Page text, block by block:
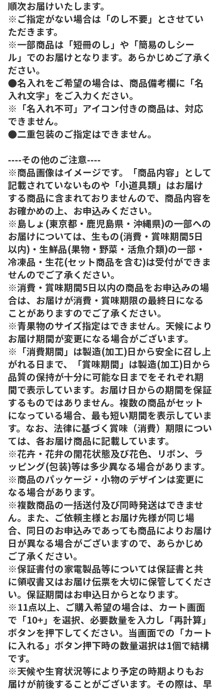
順次お届けいたします。
※ご指定がない場合は「のし不要」とさせてい
ただきます。
※一部商品は「短冊のし」や「簡易のしシー
ル」でのお届けとなります。あらかじめご了承く
ださい。
●名入れをご希望の場合は、商品備考欄に「名
入れ文字」をご入力ください。
※「名入れ不可」アイコン付きの商品は、対応
できません。
●二重包装のご指定はできません。
----その他のご注意----
※商品画像はイメージです。「商品内容」として
記載されていないものや「小道具類」はお届け
する商品に含まれておりませんので、商品内容を
お確かめの上、お申込みください。
※島しょ(東京都・鹿児島県・沖縄県)の一部への
お届けについては、生もの(消費・賞味期間5日
以内)・生鮮品(果物・野菜・活魚介類)の一部・
冷凍品・生花(セット商品を含む)は受付ができま
せんのでご了承ください。
※消費・賞味期間5日以内の商品をお申込みの場
合は、お届けが消費・賞味期限の最終日になる
ことがありますのでご了承ください。
※青果物のサイズ指定はできません。天候により
お届け期間が変更になる場合がございます。
※「消費期間」は製造(加工)日から安全に召し上
がれる日まで、「賞味期間」は製造(加工)日から
品質の保持が十分に可能な日までをそれぞれ期
間で表示しています。お届け日からの期間を保証
するものではありません。複数の商品がセット
になっている場合、最も短い期間を表示していま
す。なお、法律に基づく賞味（消費）期限につい
ては、各お届け商品に記載しています。
※花卉・花弁の開花状態及び花色、リボン、ラ
ッピング(包装)等は多少異なる場合があります。
※商品のパッケージ・小物のデザインは変更に
なる場合があります。
※複数商品の一括送付及び同時発送はできませ
ん。また、ご依頼主様とお届け先様が同じ場
合、同日のお申込みであっても商品によりお届け
日が異なる場合がございますので、あらかじめ
ご了承ください。
※保証書付の家電製品等については保証書と共
に領収書又はお届け伝票を大切に保管してくださ
い。保証期間はお申込日からとなります。
※11点以上、ご購入希望の場合は、カート画面
で「10+」を選択、必要数量を入力し「再計算」
ボタンを押下してください。当画面での「カート
に入れる」ボタン押下時の数量選択は1個で結構
です。
※天候や生育状況等により予定の時期よりもお
届けが前後することがございます。その際は、早